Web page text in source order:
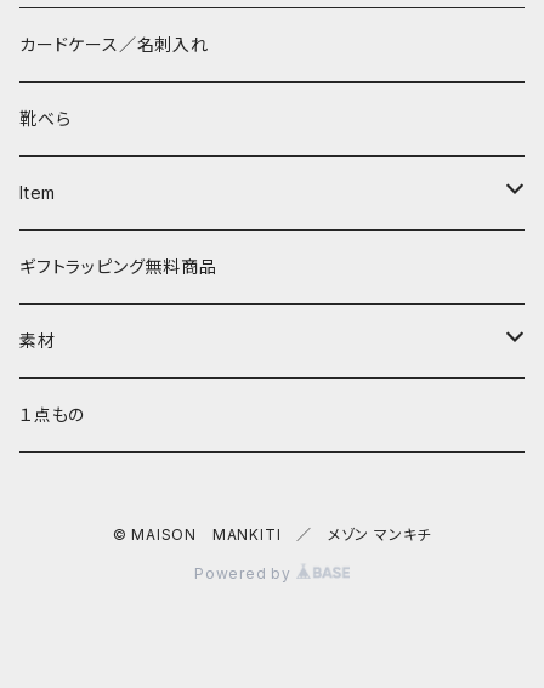
マペン
薄財布
タシュイー
コインケース
ディバ
ワンタッチ コインケース
ダイアパース
タシュイー
ダブルフラップ
コインキャッチ
巾着バッグ
ショルダーバッグ
トートバッグ
チェーンバッグ
パッチン キーリング
ダルマキーリング
３つ折りキーケース
リールキーケース
キーリング
キーキャップ
カードケース／名刺入れ
靴べら
Item
リップケース
ティッシュポーチ
AirPods ケース
スマホショルダー／ストラップ／コードホルダー
ギフトラッピング無料商品
素材
サドルプルアップレザー
１点もの
© MAISON MANKITI ／ メゾン マンキチ
Powered by